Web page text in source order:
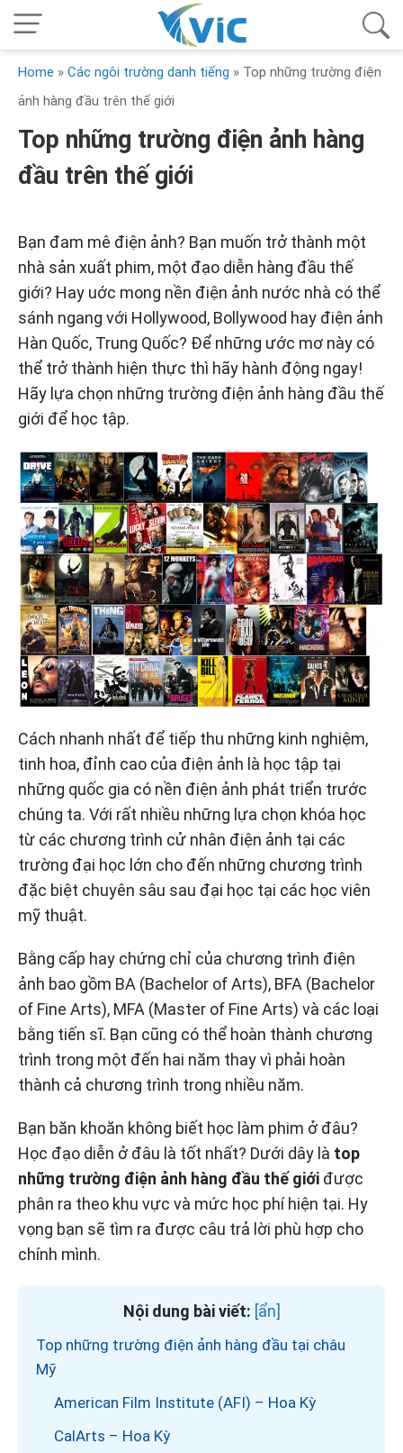
Home » Các ngôi trường danh tiếng » Top những trường điện
ảnh hàng đầu trên thế giới
Top những trường điện ảnh hàng
đầu trên thế giới
Bạn đam mê điện ảnh? Bạn muốn trở thành một
nhà sản xuất phim, một đạo diễn hàng đầu thế
giới? Hay uớc mong nền điện ảnh nước nhà có thể
sánh ngang với Hollywood, Bollywood hay điện ảnh
Hàn Quốc, Trung Quốc? Để những ước mơ này có
thể trở thành hiện thực thì hãy hành động ngay!
Hãy lựa chọn những trường điện ảnh hàng đầu thế
giới để học tập.
Cách nhanh nhất để tiếp thu những kinh nghiệm,
tinh hoa, đỉnh cao của điện ảnh là học tập tại
những quốc gia có nền điện ảnh phát triển trước
chúng ta. Với rất nhiều những lựa chọn khóa học
từ các chương trình cử nhân điện ảnh tại các
trường đại học lớn cho đến những chương trình
đặc biệt chuyên sâu sau đại học tại các học viên
mỹ thuật.
Bằng cấp hay chứng chỉ của chương trình điện
ảnh bao gồm BA (Bachelor of Arts), BFA (Bachelor
of Fine Arts), MFA (Master of Fine Arts) và các loại
bằng tiến sĩ. Bạn cũng có thể hoàn thành chương
trình trong một đến hai năm thay vì phải hoàn
thành cả chương trình trong nhiều năm.
Bạn băn khoăn không biết học làm phim ở đâu?
Học đạo diễn ở đâu là tốt nhất? Dưới dây là top
những trường điện ảnh hàng đầu thế giới được
phân ra theo khu vực và mức học phí hiện tại. Hy
vọng bạn sẽ tìm ra được câu trả lời phù hợp cho
chính mình.
Nội dung bài viết:
Top những trường điện ảnh hàng đầu tại châu
Mỹ
American Film Institute (AFI) – Hoa Kỳ
CalArts – Hoa Kỳ